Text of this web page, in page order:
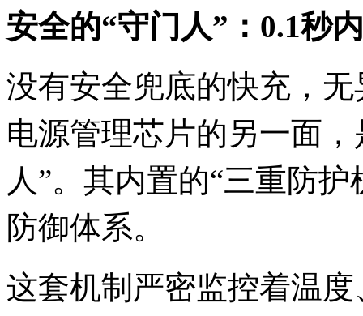
安全的“守门人”：0.1秒
没有安全兜底的快充，
电源管理芯片的另一面
人”。其内置的“三重防
防御体系。
这套机制严密监控着温